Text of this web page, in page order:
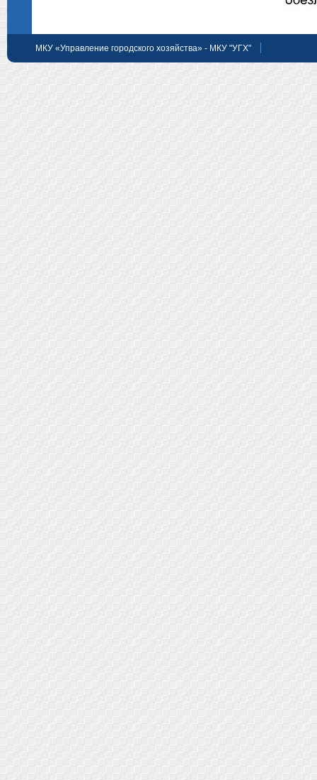
МКУ «Управление городского хозяйства» - МКУ "УГХ"